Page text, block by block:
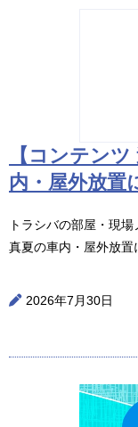
【コンテン
内・屋外放置
トラシバの部屋・現
真夏の車内・屋外放置
2026年7月30日